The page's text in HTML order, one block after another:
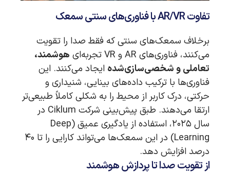
تفاوت AR/VR با فناوری‌های سنتی سمعک
برخلاف سمعک‌های سنتی که فقط صدا را تقویت
می‌کنند، فناوری‌های AR و VR تجربه‌ای
هوشمند،
تعاملی و شخصی‌سازی‌شده ایجاد می‌کنند. این
فناوری‌ها با ترکیب داده‌های بینایی، شنیداری و
حرکتی، درک کاربر از محیط را به شکلی کاملاً طبیعی‌تر
ارتقا می‌دهند. طبق پیش‌بینی شرکت Ciklum در
سال ۲۰۲۵، استفاده از یادگیری عمیق (Deep
Learning) در این سمعک‌ها می‌تواند کارایی را تا ۴۰
درصد افزایش دهد.
از تقویت صدا تا پردازش هوشمند